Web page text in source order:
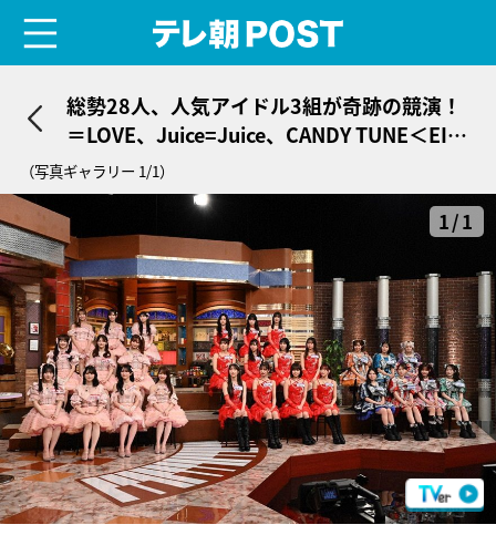
総勢28人、人気アイドル3組が奇跡の競演！
＝LOVE、Juice=Juice、CANDY TUNE＜EIG
HT-JAM＞
（写真ギャラリー 1/1）
1/1